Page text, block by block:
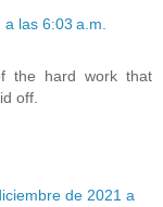
las 6:03 a.m.
the hard work that
off.
de 2021 a